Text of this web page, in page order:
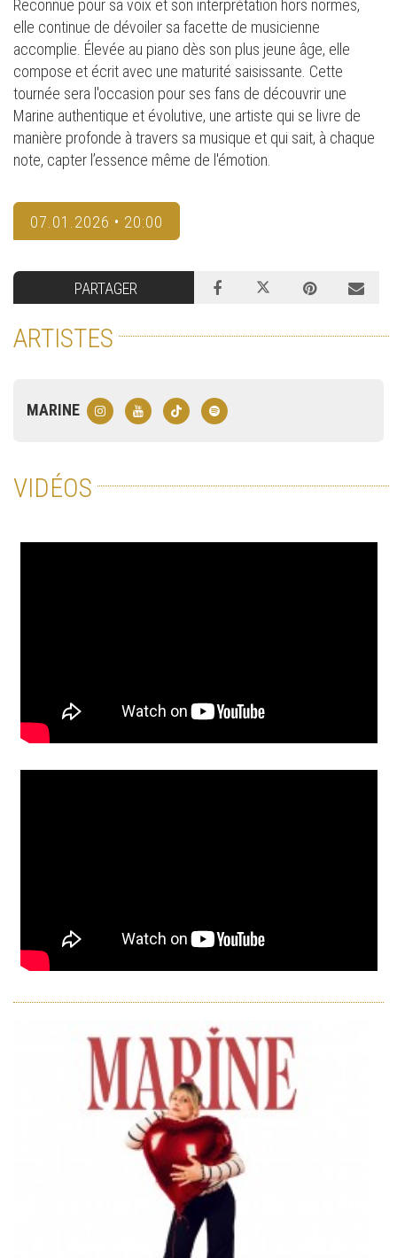
Reconnue pour sa voix et son interprétation hors normes,
elle continue de dévoiler sa facette de musicienne
accomplie. Élevée au piano dès son plus jeune âge, elle
compose et écrit avec une maturité saisissante. Cette
tournée sera l'occasion pour ses fans de découvrir une
Marine authentique et évolutive, une artiste qui se livre de
manière profonde à travers sa musique et qui sait, à chaque
note, capter l’essence même de l'émotion.
07.01.2026 • 20:00
PARTAGER
ARTISTES
MARINE
VIDÉOS